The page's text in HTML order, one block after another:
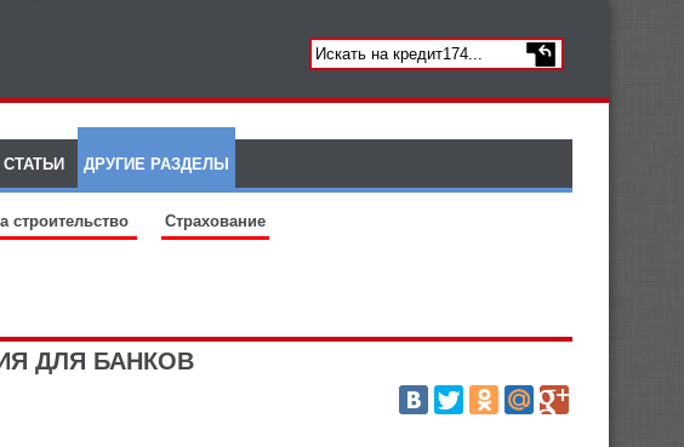
СТАТЬИ ДРУГИЕ РАЗДЕЛЫ
строительство Страхование
ДЛЯ БАНКОВ